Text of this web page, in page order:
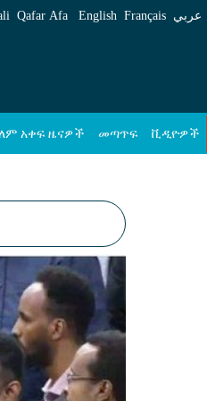
Qafar Afa English Français عربي
አቀፍ ዜናዎች መጣጥፍ ቪዲዮዎች